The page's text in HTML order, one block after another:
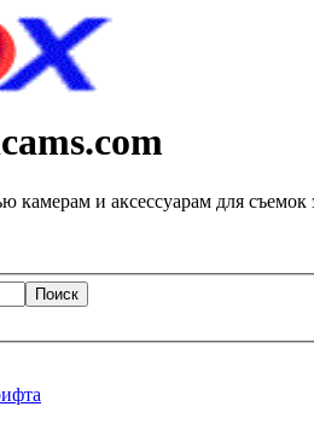
камерам и аксессуарам для съемок